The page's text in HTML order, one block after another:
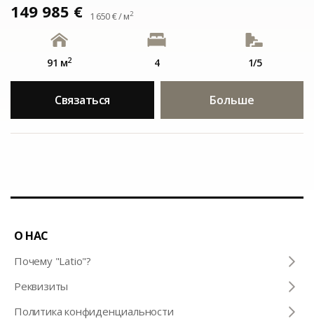
149 985 € 1 650 € / м2
91 м2 4 1/5
Связаться Больше
О НАС
Почему "Latio"?
Pеквизиты
Политика конфиденциальности